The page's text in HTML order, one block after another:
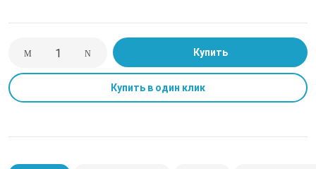
трубы и фитинги
Купить
Купить в один клик